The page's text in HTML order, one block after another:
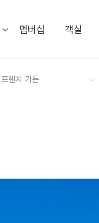
멤버십 객실